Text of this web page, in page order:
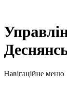
Навігаційне меню